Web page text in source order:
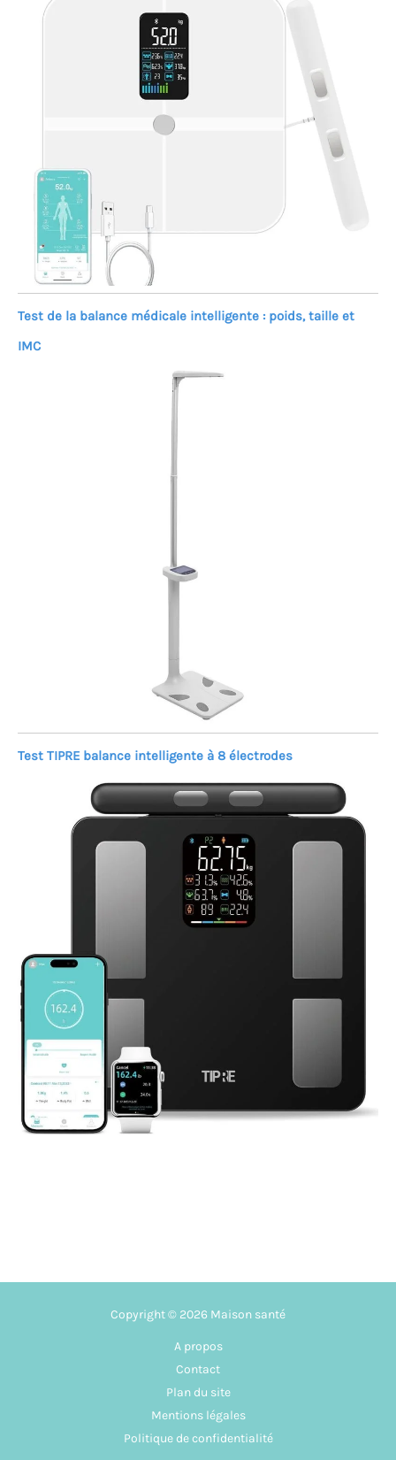
Test de la balance médicale intelligente : poids, taille et
IMC
Test TIPRE balance intelligente à 8 électrodes
Copyright © 2026 Maison santé
A propos
Contact
Plan du site
Mentions légales
Politique de confidentialité